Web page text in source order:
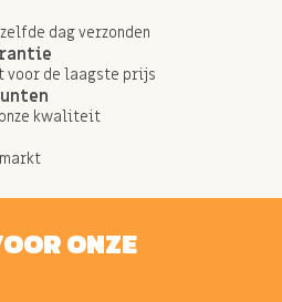
dag verzonden
de laagste prijs
kwaliteit
ONZE